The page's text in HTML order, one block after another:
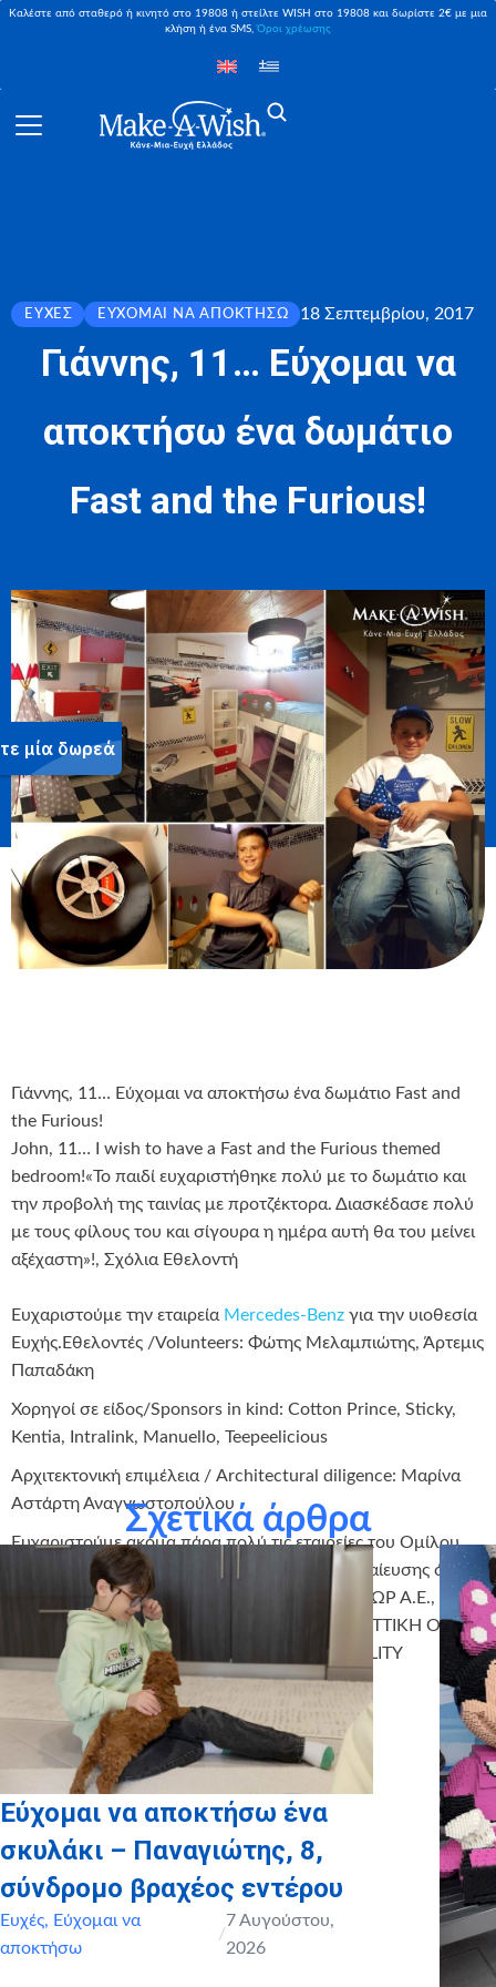
Καλέστε από σταθερό ή κινητό στο 19808 ή στείλτε WISH στο 19808 και δωρίστε 2€ με μια
κλήση ή ένα SMS,Όροι χρέωσης
ΕΥΧΈΣ ΕΎΧΟΜΑΙ ΝΑ ΑΠΟΚΤΉΣΩ 18 Σεπτεμβρίου, 2017
Γιάννης, 11… Εύχομαι να
αποκτήσω ένα δωμάτιο
Fast and the Furious!
Γιάννης, 11… Εύχομαι να αποκτήσω ένα δωμάτιο Fast and
the Furious!
John, 11… I wish to have a Fast and the Furious themed
bedroom!«Το παιδί ευχαριστήθηκε πολύ με το δωμάτιο και
την προβολή της ταινίας με προτζέκτορα. Διασκέδασε πολύ
με τους φίλους του και σίγουρα η ημέρα αυτή θα του μείνει
αξέχαστη»!, Σχόλια Εθελοντή
Eυχαριστούμε την εταιρεία Mercedes-Benz για την υιοθεσία
Ευχής. Εθελοντές /Volunteers: Φώτης Μελαμπιώτης, Άρτεμις
Παπαδάκη
Χορηγοί σε είδος/Sponsors in kind: Cotton Prince, Sticky,
Kentia, Intralink, Manuello, Teepeelicious
Αρχιτεκτονική επιμέλεια / Architectural diligence: Μαρίνα
Αστάρτη Αναγνωστοπούλου
Ευχαριστούμε ακόμα πάρα πολύ τις εταιρείες του Ομίλου
ΕΛΛΑΚΤΩΡ για την υιοθεσία του σταδίου εκμαίευσης όλων
των Ευχών για το 2017 (ΑΚΤΩΡ Α.Τ.Ε., ΗΛΕΚΤΩΡ Α.Ε.,
ΕΛΛΗΝΙΚΗ ΤΕΧΝΟΔΟΜΙΚΗ ΑΝΕΜΟΣ Α.Ε., ΑΤΤΙΚΗ ΟΔΟΣ
Α.Ε., ΑΤΤΙΚΕΣ ΔΙΑΔΡΟΜΕΣ Α.Ε., ΑΚΤΩΡ FACILITY
MANAGEMENT).
Σχετικά άρθρα
Εύχομαι να αποκτήσω ένα
σκυλάκι – Παναγιώτης, 8,
σύνδρομο βραχέος εντέρου
Ευχές, Εύχομαι να
αποκτήσω
/
7 Αυγούστου,
2026